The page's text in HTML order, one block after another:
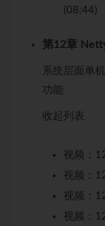
(08:44)
第12章
系统层面单
功能
收起列表
视频：
视频：
视频：
视频：